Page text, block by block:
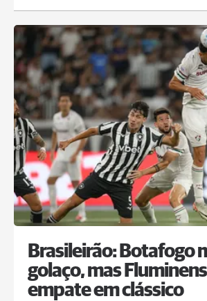
Brasileirão: Botafogo
golaço, mas
empate em clássico